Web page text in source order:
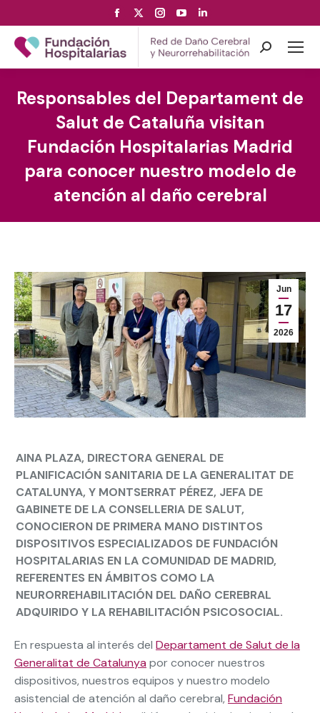
Facebook
page
opens
in
window
page
opens
in
window
Instagram
page
opens
in
window
YouTube
page
opens
in
window
page
opens
in
window
Search:
Responsables del Departament de
Salut de Cataluña visitan
Fundación Hospitalarias Madrid
para conocer nuestro modelo de
atención al daño cerebral
Jun
17
2026
AINA PLAZA, DIRECTORA GENERAL DE
PLANIFICACIÓN SANITARIA DE LA GENERALITAT DE
CATALUNYA, Y MONTSERRAT PÉREZ, JEFA DE
GABINETE DE LA CONSELLERIA DE SALUT,
CONOCIERON DE PRIMERA MANO DISTINTOS
DISPOSITIVOS ESPECIALIZADOS DE FUNDACIÓN
HOSPITALARIAS EN LA COMUNIDAD DE MADRID,
REFERENTES EN ÁMBITOS COMO LA
NEURORREHABILITACIÓN DEL DAÑO CEREBRAL
ADQUIRIDO Y LA REHABILITACIÓN PSICOSOCIAL.
En respuesta al interés del Departament de Salut de la
Generalitat de Catalunya por conocer nuestros
dispositivos, nuestros equipos y nuestro modelo
asistencial de atención al daño cerebral, Fundación